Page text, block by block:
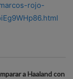
rojo-
a Haaland con